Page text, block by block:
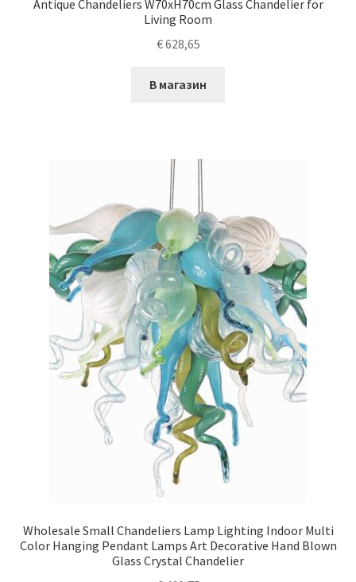
Antique Chandeliers W70xH70cm Glass Chandelier for
Living Room
€628,65
В магазин
Wholesale Small Chandeliers Lamp Lighting Indoor Multi
Color Hanging Pendant Lamps Art Decorative Hand Blown
Glass Crystal Chandelier